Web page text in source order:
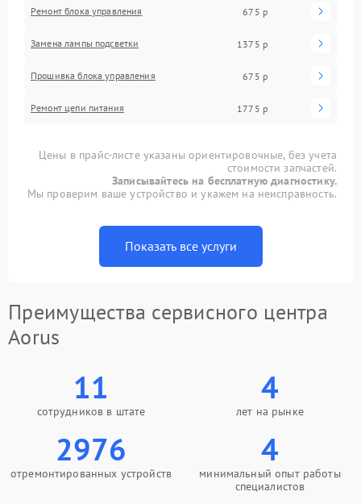
Ремонт блока управления 675 р
Замена лампы подсветки 1375 р
Прошивка блока управления 675 р
Ремонт цепи питания 1775 р
Цены в прайс-листе указаны ориентировочные, без учета
стоимости запчастей.
Записывайтесь на бесплатную диагностику.
Мы проверим ваше устройство и укажем на неисправность.
Показать все услуги
Преимущества сервисного центра
Aorus
11
сотрудников в штате
4
лет на рынке
2976
отремонтированных устройств
4
минимальный опыт работы
специалистов